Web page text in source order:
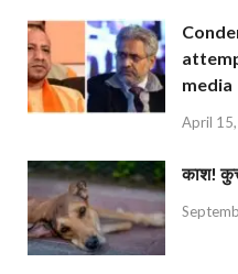
media
April
काश!